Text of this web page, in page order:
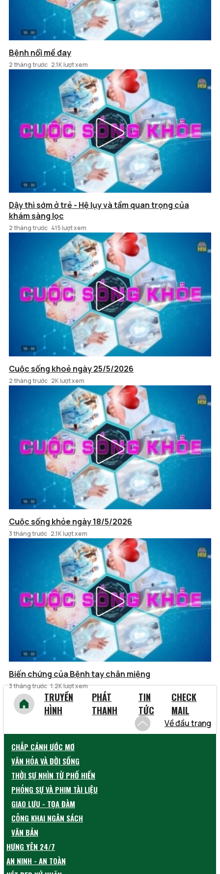
Bệnh nổi mề đay
2 tháng trước 2.1K lượt xem
Dậy thì sớm ở trẻ - Hệ lụy và tầm quan trọng của
khám sàng lọc
2 tháng trước 415 lượt xem
Cuộc sống khoẻ ngày 25/5/2026
2 tháng trước 2K lượt xem
Cuộc sống khỏe ngày 18/5/2026
3 tháng trước 2.1K lượt xem
Biến chứng của Bệnh tay chân miệng
3 tháng trước 1.2K lượt xem
TRUYỀN
HÌNH
PHÁT
THANH
TIN
TỨC
CHECK
MAIL
Về đầu trang
CHẮP CÁNH ƯỚC MƠ
VĂN HÓA VÀ ĐỜI SỐNG
THỜI SỰ NHÌN TỪ PHỐ HIẾN
PHÓNG SỰ VÀ PHIM TÀI LIỆU
GIAO LƯU - TỌA ĐÀM
CÔNG KHAI NGÂN SÁCH
VĂN BẢN
HƯNG YÊN 24/7
AN NINH - AN TOÀN